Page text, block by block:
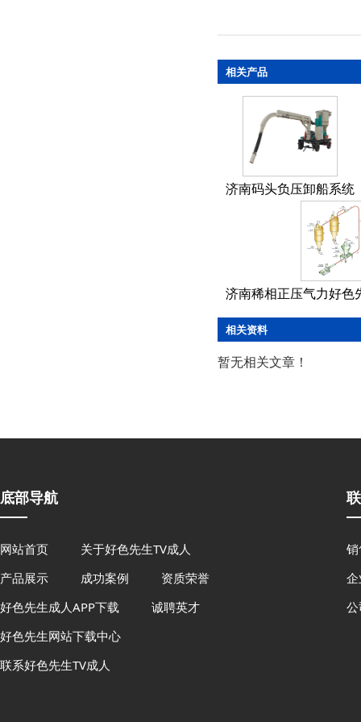
相关产品
济南码头负压卸船系统
济南稀相正压气力好色
相关资料
暂无相关文章！
底部导航
网站首页
关于好色先生TV成人
产品展示
成功案例
资质荣誉
好色先生成人APP下载
诚聘英才
好色先生网站下载中心
联系好色先生TV成人